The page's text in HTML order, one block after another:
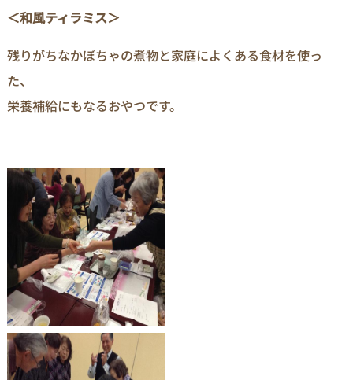
＜和風ティラミス＞
残りがちなかぼちゃの煮物と家庭によくある食材を使っ
た、
栄養補給にもなるおやつです。